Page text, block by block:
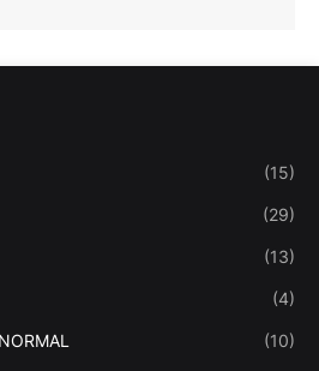
(15)
(29)
(13)
(4)
(10)